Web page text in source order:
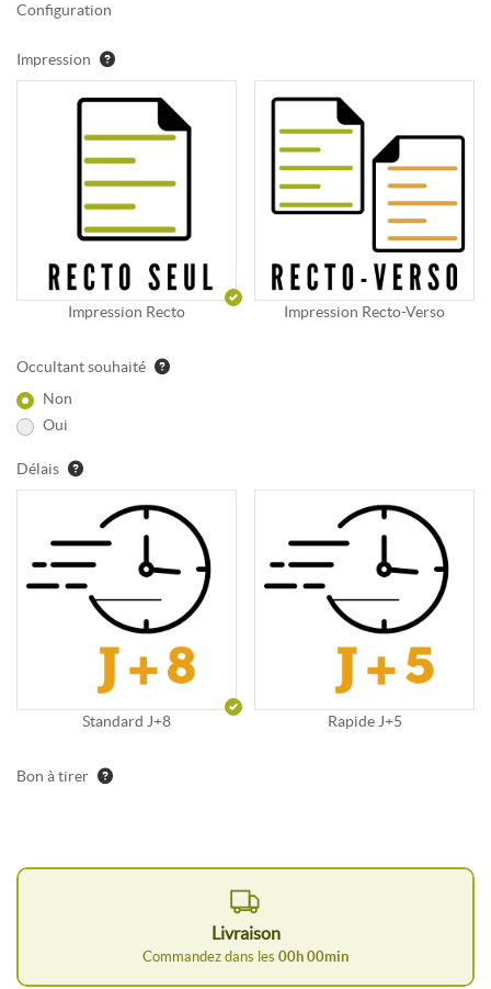
Configuration
Impression
Impression Recto Impression Recto-Verso
Occultant souhaité
Non
Oui
Délais
Standard J+8 Rapide J+5
Bon à tirer
Livraison
Commandez dans les 00h 00min